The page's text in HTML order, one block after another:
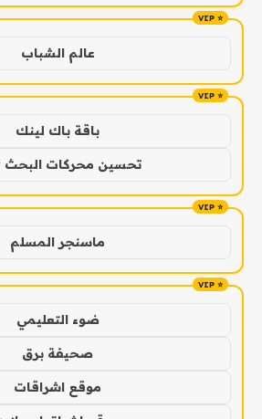
عالم الشباب
باقة باك لينك
تحسين محركات البحث SEO
ماسنجر المسلم
ضوء التعليمي
صحيفة برق
موقع اشراقات